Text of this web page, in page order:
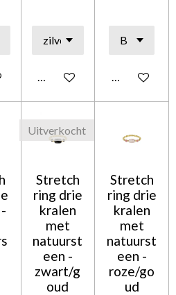
In winkelwagen In
Uitverkocht
Stretch
ring drie
kralen
met
natuurst
een -
zwart/g
oud
Stretch
ring drie
kralen
met
natuurst
een -
roze/go
ud